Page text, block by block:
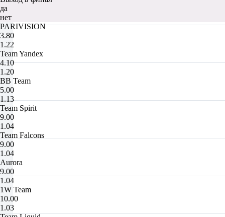
да
нет
PARIVISION
3.80
1.22
Team Yandex
4.10
1.20
BB Team
5.00
1.13
Team Spirit
9.00
1.04
Team Falcons
9.00
1.04
Aurora
9.00
1.04
1W Team
10.00
1.03